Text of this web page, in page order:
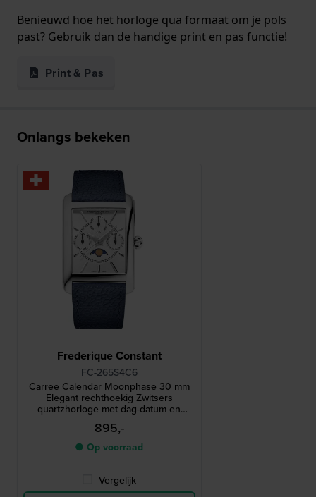
Benieuwd hoe het horloge qua formaat om je pols
past? Gebruik dan de handige print en pas functie!
Print & Pas
Onlangs bekeken
Frederique Constant
FC-265S4C6
Carree Calendar Moonphase 30 mm
Elegant rechthoekig Zwitsers
quartzhorloge met dag-datum en
maanfase
895,-
● Op voorraad
Vergelijk